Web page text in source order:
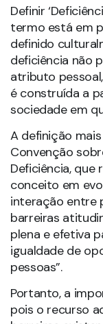
Definir
termo está em
definido
deficiência não
atributo
é construída a
sociedade em
A definição
Convenção
Deficiência, que
conceito em
interação entre
barreiras
plena e efetiva
igualdade de
pessoas”.
Portanto, a
pois o recurso